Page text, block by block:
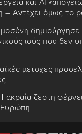
και AI
– Αντέχει όμως το
δημιούργησε
ιούς που δεν
μετοχές
ακραία ζέστη
Ευρώπη